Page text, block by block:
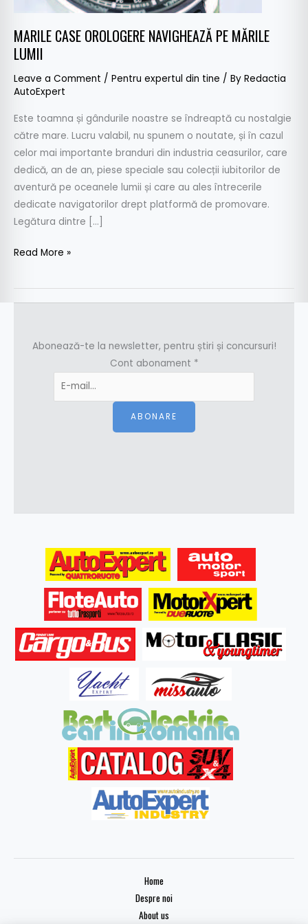
MARILE CASE OROLOGERE NAVIGHEAZĂ PE MĂRILE
LUMII
Leave a Comment / Pentru expertul din tine / By Redactia
AutoExpert
Este toamna și gândurile noastre se îndreaptă cu nostalgie
către mare. Lucru valabil, nu spunem o noutate, și în cazul
celor mai importante branduri din industria ceasurilor, care
dedică, an de an, piese speciale sau colecții iubitorilor de
aventură pe oceanele lumii și care au ales întrecerile
dedicate navigatorilor drept platformă de promovare.
Legătura dintre […]
Read More »
Abonează-te la newsletter, pentru știri și concursuri!
Cont abonament *
ABONARE
Home
Despre noi
About us